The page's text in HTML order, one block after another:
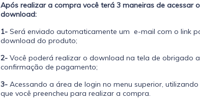
Após realizar a compra você terá 3 maneiras de acessar
download:
1- Será enviado automaticamente um e-mail com o link
download do produto;
2- Você poderá realizar o download na tela de obrigado
confirmação de pagamento;
3- Acessando a área de login no menu superior,
que você preencheu para realizar a compra.